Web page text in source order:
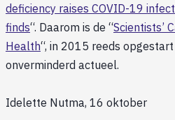
deficiency raises COVID-19
finds“. Daarom is de “Scientists’
Health“, in 2015 reeds
onverminderd actueel.
Idelette Nutma, 16 oktober